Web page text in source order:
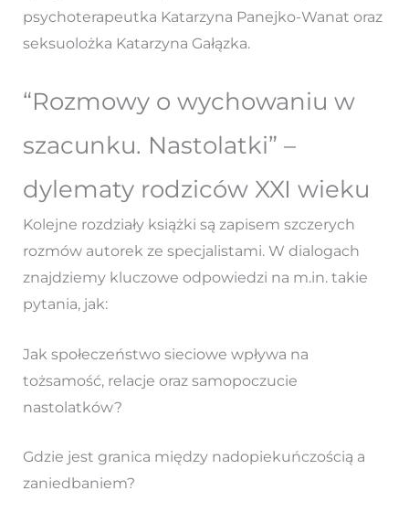
psychoterapeutka Katarzyna Panejko-Wanat oraz
seksuolożka Katarzyna Gałązka.
“Rozmowy o wychowaniu w
szacunku. Nastolatki” –
dylematy rodziców XXI wieku
Kolejne rozdziały książki są zapisem szczerych
rozmów autorek ze specjalistami. W dialogach
znajdziemy kluczowe odpowiedzi na m.in. takie
pytania, jak:
Jak społeczeństwo sieciowe wpływa na
tożsamość, relacje oraz samopoczucie
nastolatków?
Gdzie jest granica między nadopiekuńczością a
zaniedbaniem?